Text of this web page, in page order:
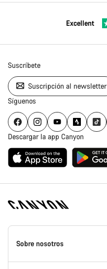
Excellent
Suscríbete
Suscripción al newsletter
Síguenos
Descargar la app Canyon
Canyon
Homepage
Sobre nosotros